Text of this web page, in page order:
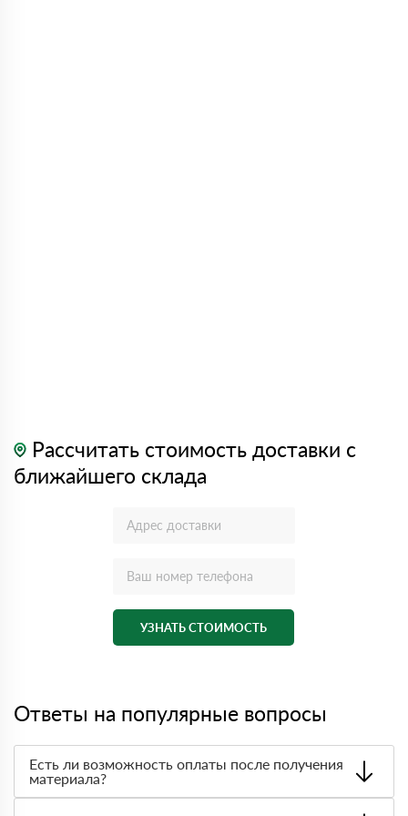
Рассчитать стоимость доставки с
ближайшего склада
УЗНАТЬ СТОИМОСТЬ
Ответы на популярные вопросы
Есть ли возможность оплаты после получения
материала?